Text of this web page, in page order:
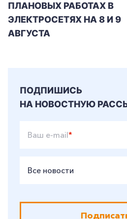
ПЛАНОВЫХ РАБОТАХ В
ЭЛЕКТРОСЕТЯХ НА 8 И 9
АВГУСТА
ПОДПИШИСЬ
НА НОВОСТНУЮ
Ваш e-mail*
Все новости